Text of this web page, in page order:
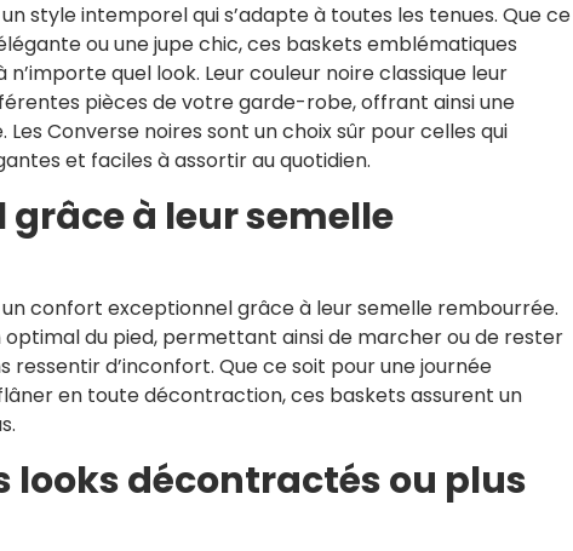
style intemporel qui s’adapte à toutes les tenues. Que ce
ou une jupe chic, ces baskets emblématiques
quel look. Leur couleur noire classique leur
pièces de votre garde-robe, offrant ainsi une
Converse noires sont un choix sûr pour celles qui
et faciles à assortir au quotidien.
à leur semelle
confort exceptionnel grâce à leur semelle rembourrée.
du pied, permettant ainsi de marcher ou de rester
d’inconfort. Que ce soit pour une journée
en toute décontraction, ces baskets assurent un
looks décontractés ou plus